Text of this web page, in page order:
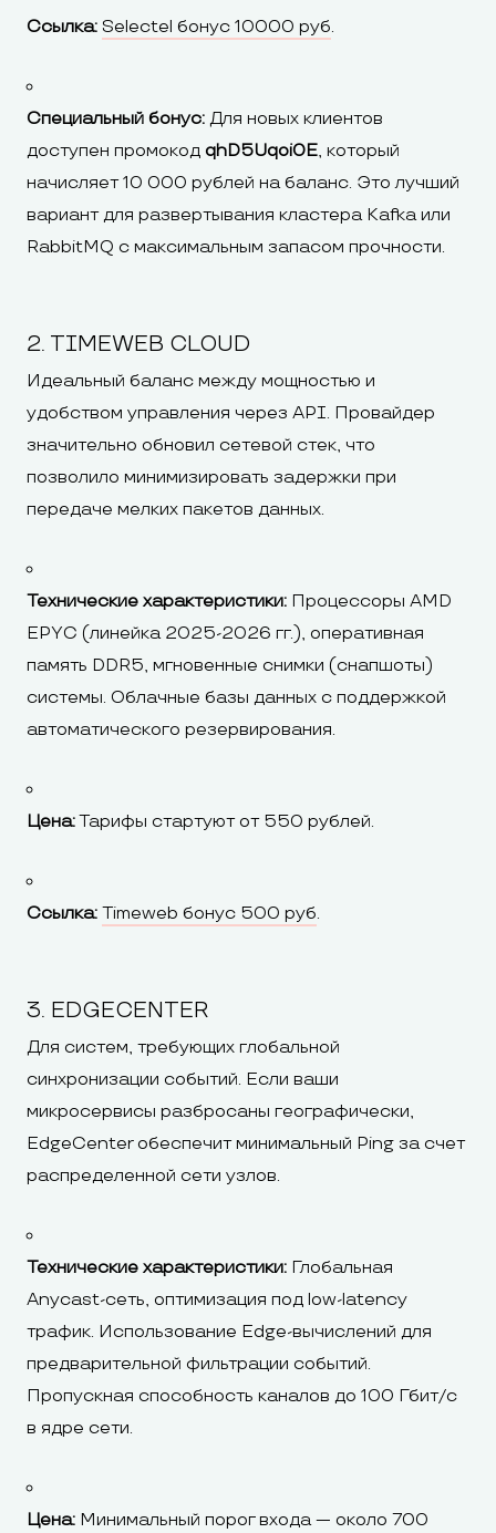
Ссылка: Selectel бонус 10000 руб.
Специальный бонус: Для новых клиентов
доступен промокод qhD5Uqoi0E, который
начисляет 10 000 рублей на баланс. Это лучший
вариант для развертывания кластера Kafka или
RabbitMQ с максимальным запасом прочности.
2. TIMEWEB CLOUD
Идеальный баланс между мощностью и
удобством управления через API. Провайдер
значительно обновил сетевой стек, что
позволило минимизировать задержки при
передаче мелких пакетов данных.
Технические характеристики: Процессоры AMD
EPYC (линейка 2025-2026 гг.), оперативная
память DDR5, мгновенные снимки (снапшоты)
системы. Облачные базы данных с поддержкой
автоматического резервирования.
Цена:Тарифы стартуют от 550 рублей.
Ссылка: Timeweb бонус 500 руб.
3. EDGECENTER
Для систем, требующих глобальной
синхронизации событий. Если ваши
микросервисы разбросаны географически,
EdgeCenter обеспечит минимальный Ping за счет
распределенной сети узлов.
Технические характеристики: Глобальная
Anycast-сеть, оптимизация под low-latency
трафик. Использование Edge-вычислений для
предварительной фильтрации событий.
Пропускная способность каналов до 100 Гбит/с
в ядре сети.
Цена: Минимальный порог входа — около 700